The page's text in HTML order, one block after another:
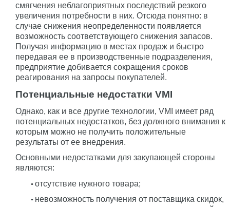
смягчения неблагоприятных последствий резкого
увеличения потребности в них. Отсюда понятно: в
случае снижения неопределенности появляется
возможность соответствующего снижения запасов.
Получая информацию в местах продаж и быстро
передавая ее в производственные подразделения,
предприятие добивается сокращения сроков
реагирования на запросы покупателей.
Потенциальные недостатки VMI
Однако, как и все другие технологии, VMI имеет ряд
потенциальных недостатков, без должного внимания к
которым можно не получить положительные
результаты от ее внедрения.
Основными недостатками для закупающей стороны
являются:
отсутствие нужного товара;
невозможность получения от поставщика скидок,